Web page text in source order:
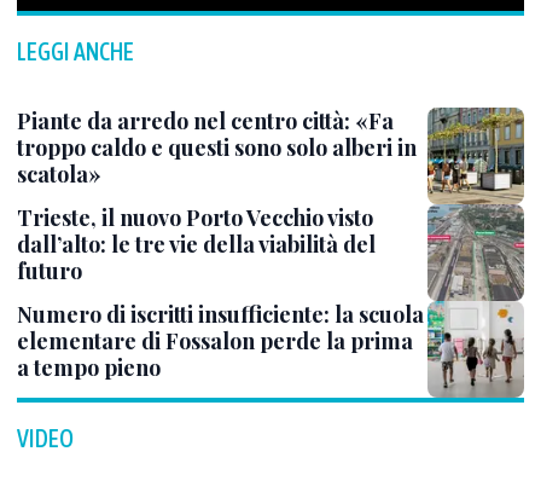
LEGGI ANCHE
Piante da arredo nel centro città: «Fa
troppo caldo e questi sono solo alberi in
scatola»
Trieste, il nuovo Porto Vecchio visto
dall’alto: le tre vie della viabilità del
futuro
Numero di iscritti insufficiente: la scuola
elementare di Fossalon perde la prima
a tempo pieno
VIDEO